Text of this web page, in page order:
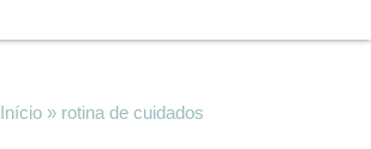
Início » rotina de cuidados